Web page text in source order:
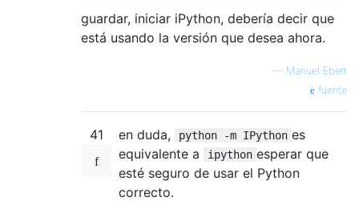
guardar, iniciar iPython, debería decir que
está usando la versión que desea ahora.
— Manuel Ebert
fuente
41 en duda, python -m IPython es
equivalente a
ipython esperar que
esté seguro de usar el Python
correcto.